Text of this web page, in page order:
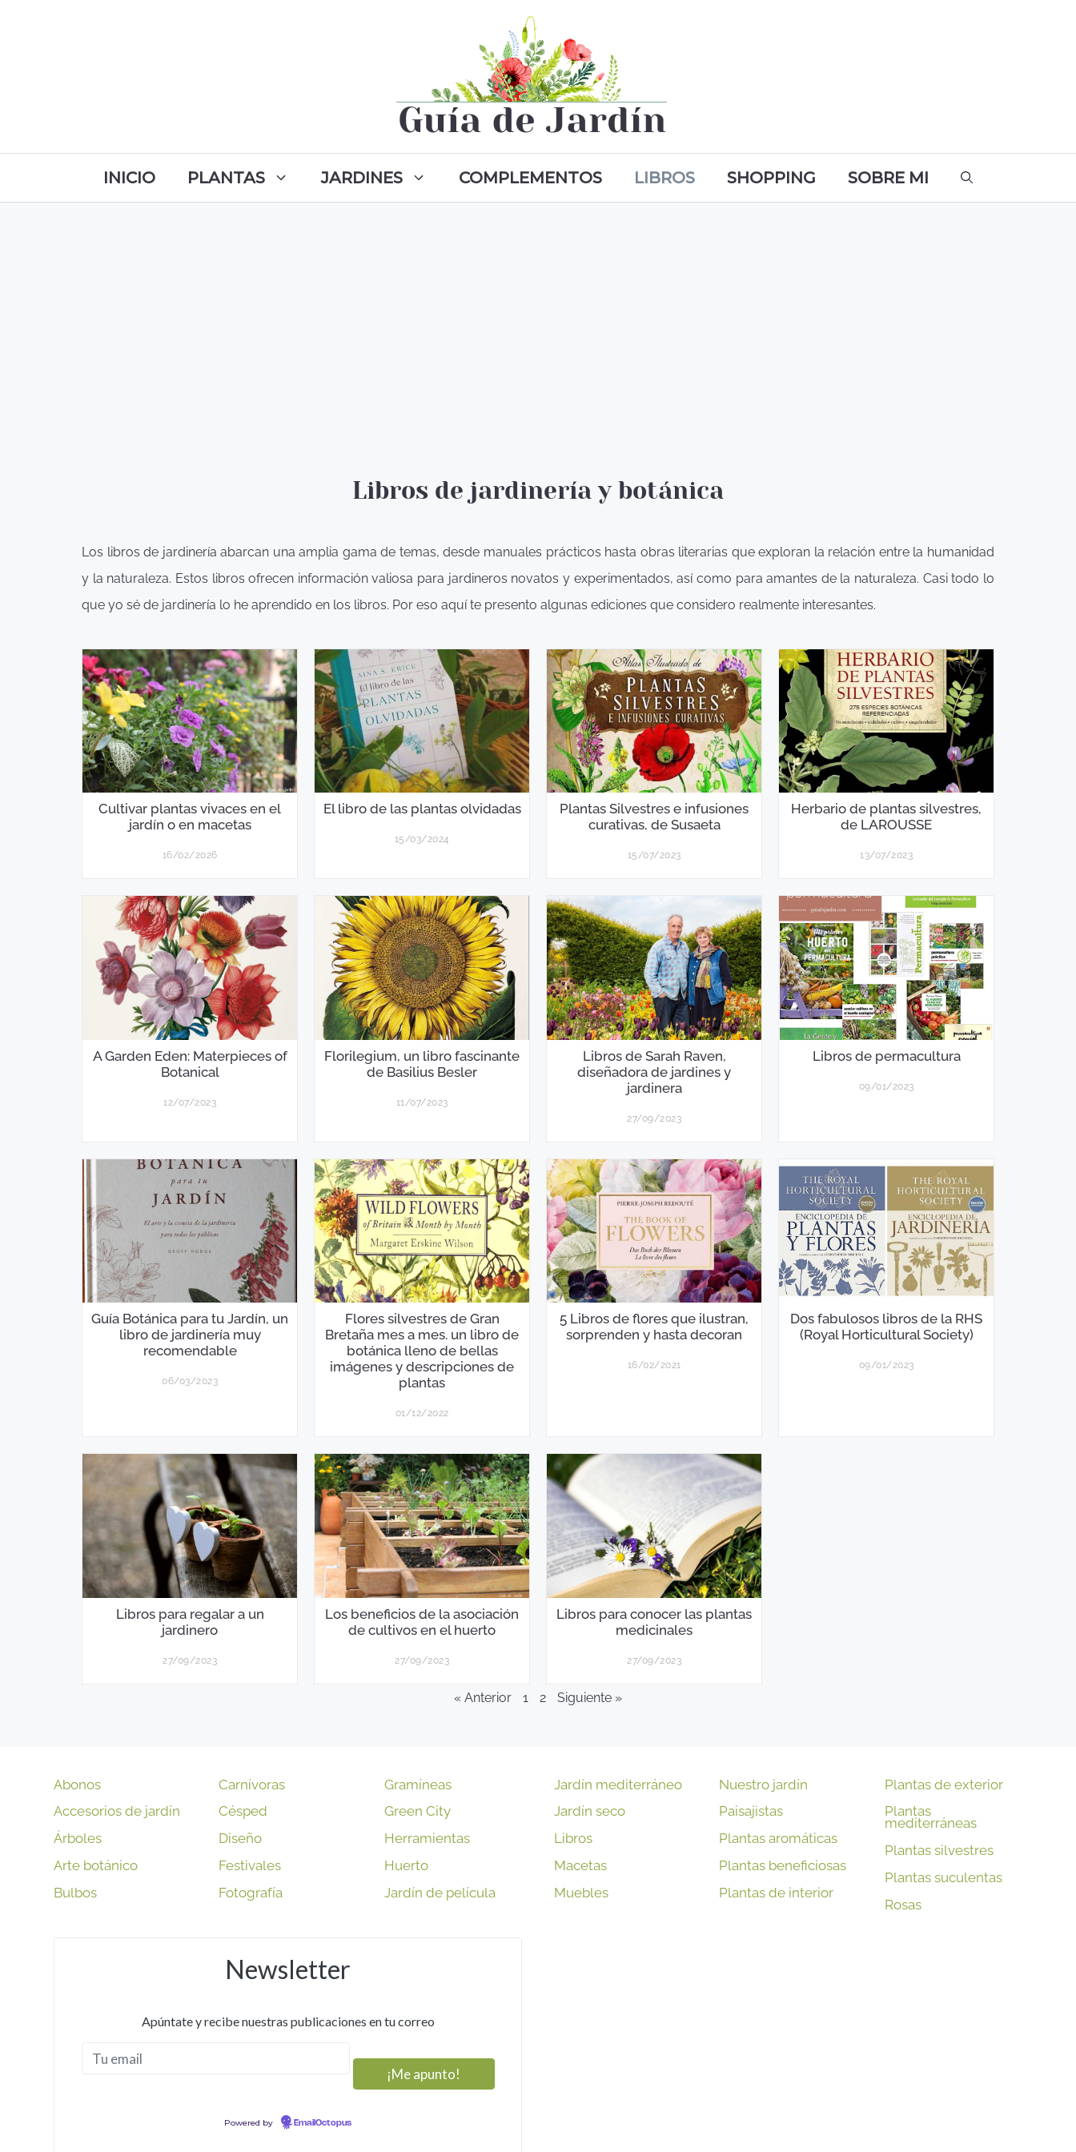
INICIO PLANTAS JARDINES COMPLEMENTOS LIBROS SHOPPING SOBRE MI
Libros de jardinería y botánica
Los libros de jardinería abarcan una amplia gama de temas, desde manuales prácticos hasta obras literarias que exploran la relación entre la humanidad
y la naturaleza. Estos libros ofrecen información valiosa para jardineros novatos y experimentados, así como para amantes de la naturaleza. Casi todo lo
que yo sé de jardinería lo he aprendido en los libros. Por eso aquí te presento algunas ediciones que considero realmente interesantes.
Cultivar plantas vivaces en el
jardín o en macetas
16/02/2026
El libro de las plantas olvidadas
15/03/2024
Plantas Silvestres e infusiones
curativas, de Susaeta
15/07/2023
Herbario de plantas silvestres,
de LAROUSSE
13/07/2023
A Garden Eden: Materpieces of
Botanical
12/07/2023
Florilegium, un libro fascinante
de Basilius Besler
11/07/2023
Libros de Sarah Raven,
diseñadora de jardines y
jardinera
27/09/2023
Libros de permacultura
09/01/2023
Guía Botánica para tu Jardín, un
libro de jardinería muy
recomendable
06/03/2023
Flores silvestres de Gran
Bretaña mes a mes. un libro de
botánica lleno de bellas
imágenes y descripciones de
plantas
01/12/2022
5 Libros de flores que ilustran,
sorprenden y hasta decoran
16/02/2021
Dos fabulosos libros de la RHS
(Royal Horticultural Society)
09/01/2023
Libros para regalar a un
jardinero
27/09/2023
Los beneficios de la asociación
de cultivos en el huerto
27/09/2023
Libros para conocer las plantas
medicinales
27/09/2023
« Anterior 1 2 Siguiente »
Abonos
Accesorios de jardín
Árboles
Arte botánico
Bulbos
Carnívoras
Césped
Diseño
Festivales
Fotografía
Gramíneas
Green City
Herramientas
Huerto
Jardín de película
Newsletter
Apúntate y recibe nuestras publicaciones en tu correo
Powered by EmailOctopus
Jardín mediterráneo
Jardín seco
Libros
Macetas
Muebles
Nuestro jardín
Paisajistas
Plantas aromáticas
Plantas beneficiosas
Plantas de interior
Plantas de exterior
Plantas
mediterráneas
Plantas silvestres
Plantas suculentas
Rosas